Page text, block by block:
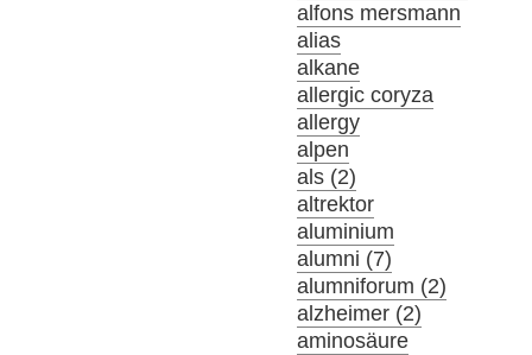
alfons mersmann
alias
alkane
allergic coryza
allergy
alpen
als (2)
altrektor
aluminium
alumni (7)
alumniforum (2)
alzheimer (2)
aminosäure